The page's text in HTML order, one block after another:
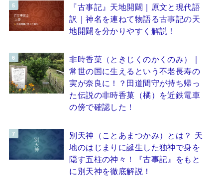
『古事記』天地開闢｜原文と現代語
訳｜神名を連ねて物語る古事記の天
地開闢を分かりやすく解説！
非時香菓（ときじくのかくのみ）｜
常世の国に生えるという不老長寿の
実が奈良に！？田道間守が持ち帰っ
た伝説の非時香菓（橘）を近鉄電車
の傍で確認した！
別天神（ことあまつかみ）とは？ 天
地のはじまりに誕生した独神で身を
隠す五柱の神々！『古事記』をもと
に別天神を徹底解説！